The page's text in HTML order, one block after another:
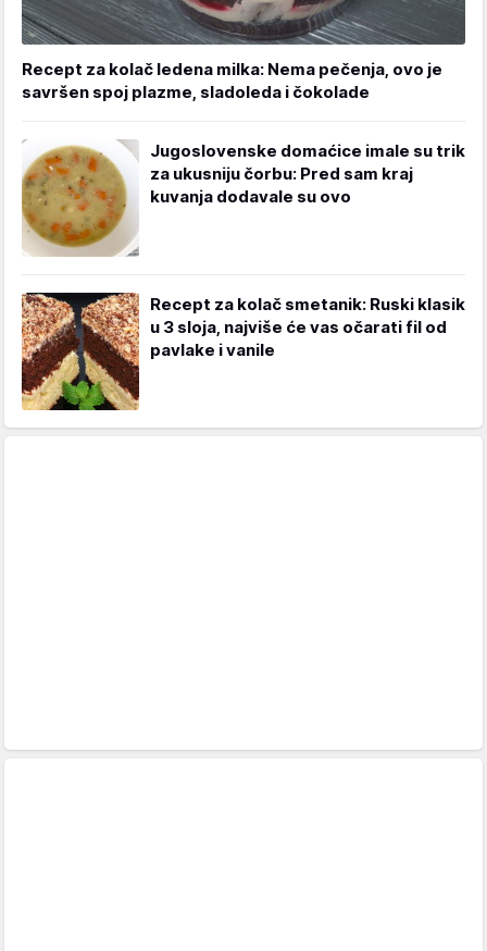
Recept za kolač ledena milka: Nema pečenja, ovo je
savršen spoj plazme, sladoleda i čokolade
Jugoslovenske domaćice imale su trik
za ukusniju čorbu: Pred sam kraj
kuvanja dodavale su ovo
Recept za kolač smetanik: Ruski klasik
u 3 sloja, najviše će vas očarati fil od
pavlake i vanile